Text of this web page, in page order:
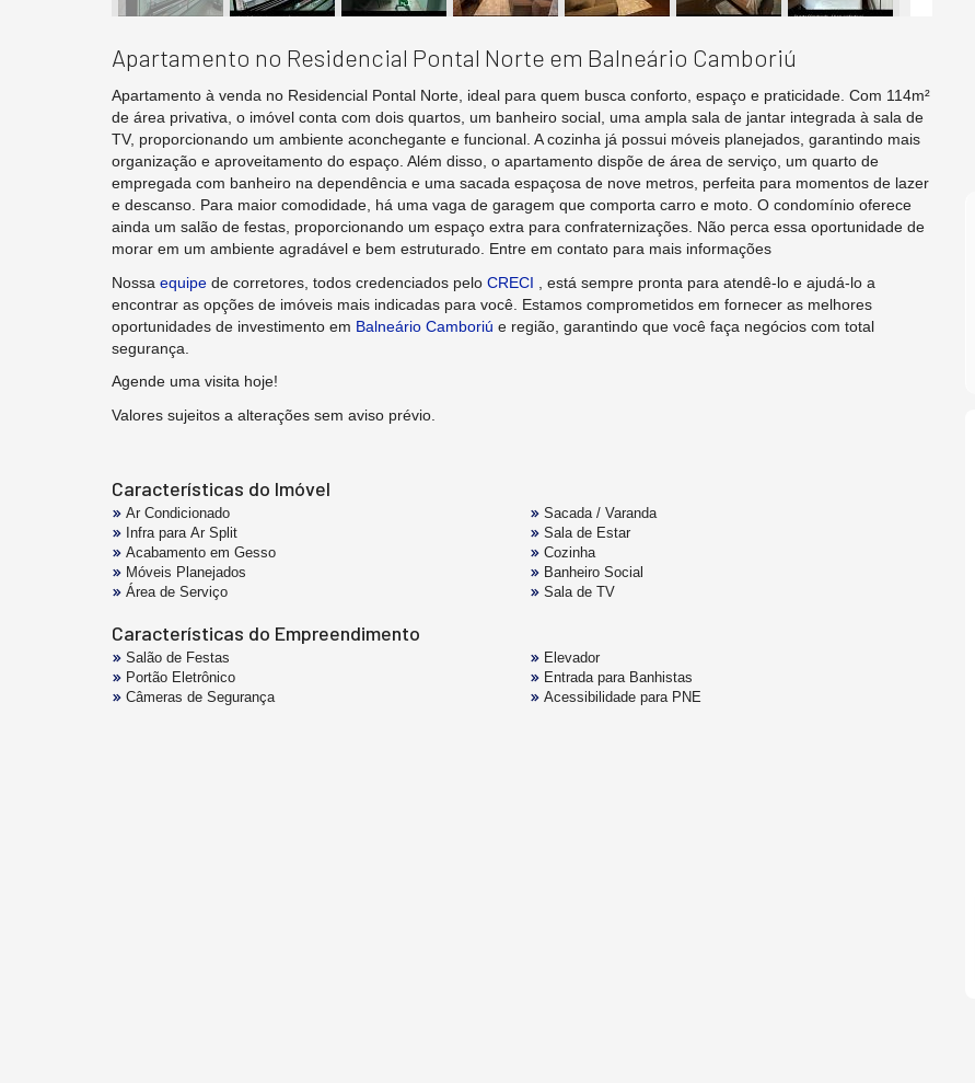
Apartamento no Residencial Pontal Norte em Balneário Camboriú
Apartamento à venda no Residencial Pontal Norte, ideal para quem busca conforto, espaço e praticidade. Com 114m²
de área privativa, o imóvel conta com dois quartos, um banheiro social, uma ampla sala de jantar integrada à sala de
TV, proporcionando um ambiente aconchegante e funcional. A cozinha já possui móveis planejados, garantindo mais
organização e aproveitamento do espaço. Além disso, o apartamento dispõe de área de serviço, um quarto de
empregada com banheiro na dependência e uma sacada espaçosa de nove metros, perfeita para momentos de lazer
e descanso. Para maior comodidade, há uma vaga de garagem que comporta carro e moto. O condomínio oferece
ainda um salão de festas, proporcionando um espaço extra para confraternizações. Não perca essa oportunidade de
morar em um ambiente agradável e bem estruturado. Entre em contato para mais informações
Nossa equipe de corretores, todos credenciados pelo CRECI , está sempre pronta para atendê-lo e ajudá-lo a
encontrar as opções de imóveis mais indicadas para você. Estamos comprometidos em fornecer as melhores
oportunidades de investimento em Balneário Camboriú e região, garantindo que você faça negócios com total
segurança.
Agende uma visita hoje!
Valores sujeitos a alterações sem aviso prévio.
Características do Imóvel
Ar Condicionado
Infra para Ar Split
Acabamento em Gesso
Móveis Planejados
Área de Serviço
Sacada / Varanda
Sala de Estar
Cozinha
Banheiro Social
Sala de TV
Características do Empreendimento
Salão de Festas
Portão Eletrônico
Câmeras de Segurança
Elevador
Entrada para Banhistas
Acessibilidade para PNE